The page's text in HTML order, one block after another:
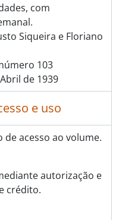
com
Siqueira e Floriano
103
de 1939
e uso
de acesso ao volume.
autorização e
crédito.